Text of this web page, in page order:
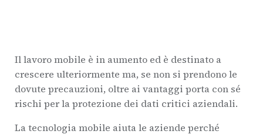
Il lavoro mobile è in aumento ed è destinato a
crescere ulteriormente ma, se non si prendono le
dovute precauzioni, oltre ai vantaggi porta con sé
rischi per la protezione dei dati critici aziendali.
La tecnologia mobile aiuta le aziende perché